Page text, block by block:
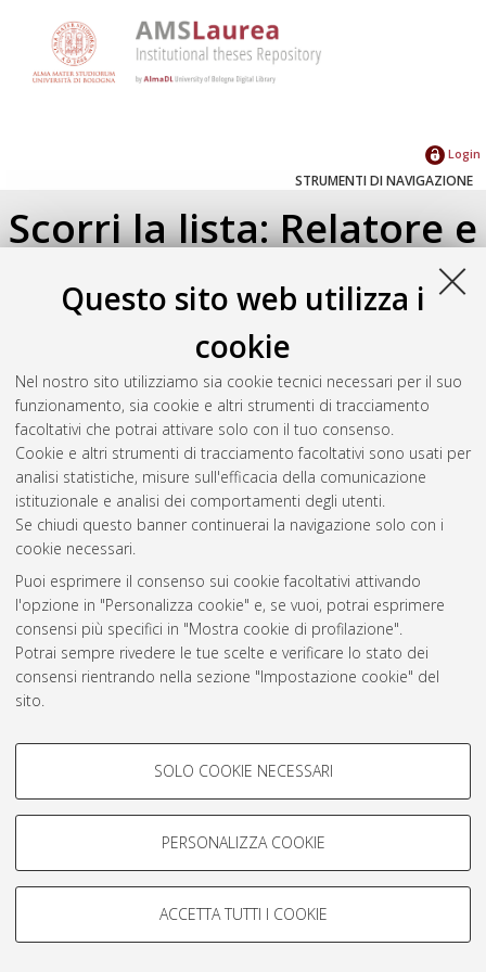
Questo sito web utilizza i
cookie
Nel nostro sito utilizziamo sia cookie tecnici necessari per il suo
funzionamento, sia cookie e altri strumenti di tracciamento
facoltativi che potrai attivare solo con il tuo consenso.
Cookie e altri strumenti di tracciamento facoltativi sono usati per
analisi statistiche, misure sull'efficacia della comunicazione
istituzionale e analisi dei comportamenti degli utenti.
Se chiudi questo banner continuerai la navigazione solo con i
cookie necessari.
Puoi esprimere il consenso sui cookie facoltativi attivando
l'opzione in "Personalizza cookie" e, se vuoi, potrai esprimere
consensi più specifici in "Mostra cookie di profilazione".
Potrai sempre rivedere le tue scelte e verificare lo stato dei
consensi rientrando nella sezione "Impostazione cookie" del
sito.
COOKIE DI PROFILAZIONE -
Si tratta di cookie utilizzati per analizzare le caratteristiche della
navigazione degli utenti, creare profili in base al loro comportamento
Mostra cookie di profilazione
COOKIE TECNICI - NECESSARI
SOLO COOKIE NECESSARI
PERSONALIZZA COOKIE
ACCETTA TUTTI I COOKIE
Login
STRUMENTI DI NAVIGAZIONE
Scorri la lista: Relatore e
Correlatore
Seleziona un valore dall'elenco sottostante.
2018(1)
Atom
Rss 1.0
Rss 2.0
AMS Laurea
Servizio implementato e gestito da AlmaDL
Impostazioni Cookie
© ALMA MATER STUDIORUM - Università di Bologna, 2007-2026.